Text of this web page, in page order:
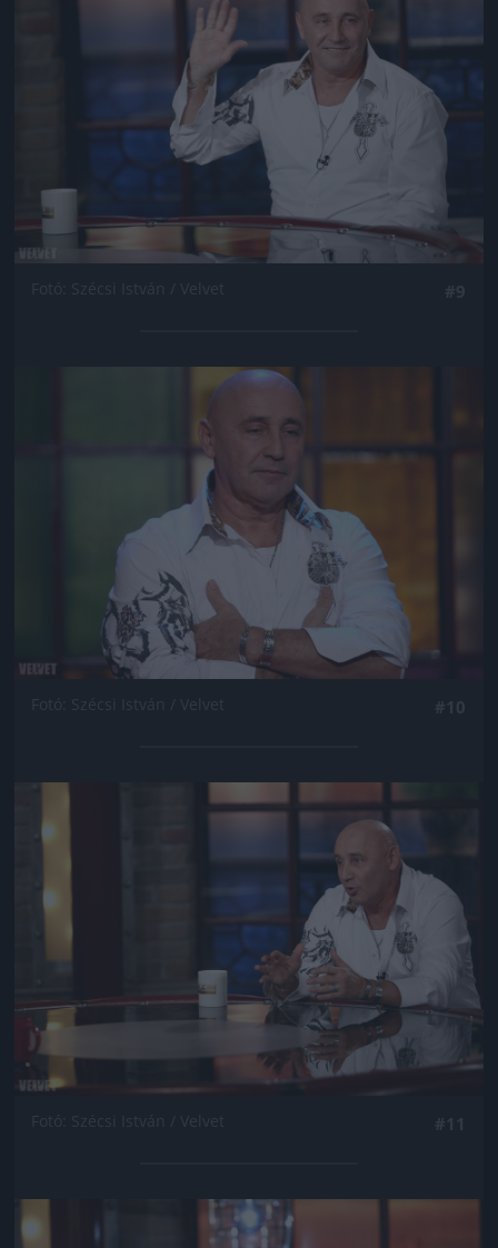
Jön még kép!
Jön még kép!
Jön még kép!